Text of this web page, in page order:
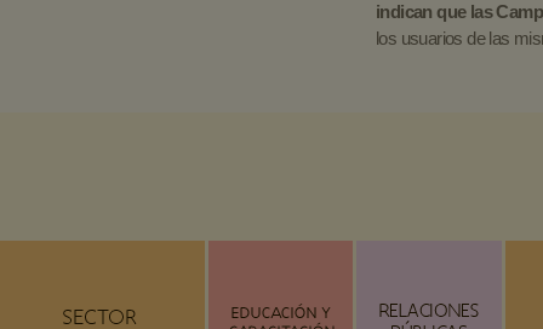
indican que las
los usuarios de las